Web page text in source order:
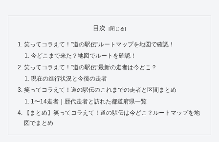
目次
笑ってコラえて！”道の駅伝”ルートマップを地図で確認！
今どこまで来た？地図でルートを確認！
笑ってコラえて！”道の駅伝”最新の走者は今どこ？
現在の進行状況と今後の走者
笑ってコラえて！道の駅伝のこれまでの走者と区間まとめ
1〜14走者｜歴代走者と訪れた都道府県一覧
【まとめ】笑ってコラえて！道の駅伝は今どこ？ルートマップを地
図でまとめ